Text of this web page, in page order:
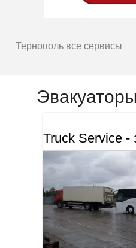
Тернополь все сервисы
Truck Service -